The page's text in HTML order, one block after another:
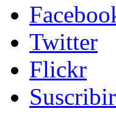
Twitter
Flickr